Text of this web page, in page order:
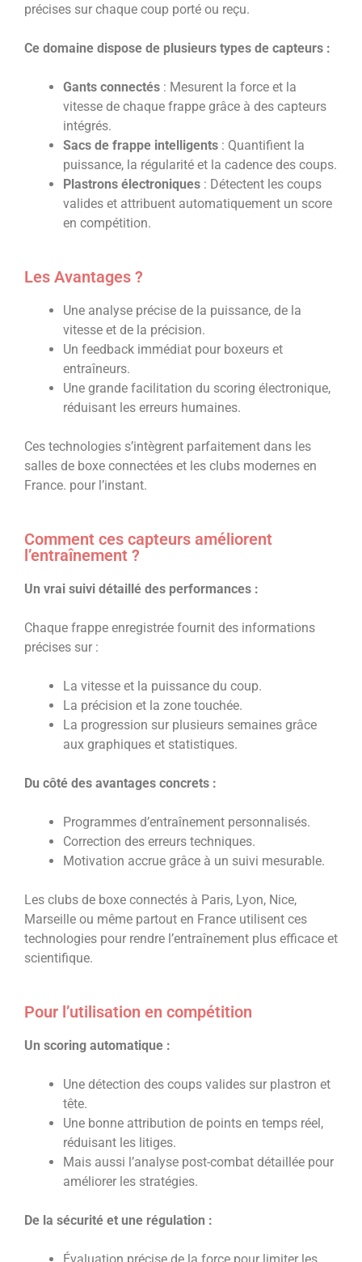
précises sur chaque coup porté ou reçu.
Ce domaine dispose de plusieurs types de capteurs :
Gants connectés : Mesurent la force et la
vitesse de chaque frappe grâce à des capteurs
intégrés.
Sacs de frappe intelligents : Quantifient la
puissance, la régularité et la cadence des coups.
Plastrons électroniques : Détectent les coups
valides et attribuent automatiquement un score
en compétition.
Les Avantages ?
Une analyse précise de la puissance, de la
vitesse et de la précision.
Un feedback immédiat pour boxeurs et
entraîneurs.
Une grande facilitation du scoring électronique,
réduisant les erreurs humaines.
Ces technologies s’intègrent parfaitement dans les
salles de boxe connectées et les clubs modernes en
France. pour l’instant.
Comment ces capteurs améliorent
l’entraînement ?
Un vrai suivi détaillé des performances :
Chaque frappe enregistrée fournit des informations
précises sur :
La vitesse et la puissance du coup.
La précision et la zone touchée.
La progression sur plusieurs semaines grâce
aux graphiques et statistiques.
Du côté des avantages concrets :
Programmes d’entraînement personnalisés.
Correction des erreurs techniques.
Motivation accrue grâce à un suivi mesurable.
Les clubs de boxe connectés à Paris, Lyon, Nice,
Marseille ou même partout en France utilisent ces
technologies pour rendre l’entraînement plus efficace et
scientifique.
Pour l’utilisation en compétition
Un scoring automatique :
Une détection des coups valides sur plastron et
tête.
Une bonne attribution de points en temps réel,
réduisant les litiges.
Mais aussi l’analyse post-combat détaillée pour
améliorer les stratégies.
De la sécurité et une régulation :
Évaluation précise de la force pour limiter les